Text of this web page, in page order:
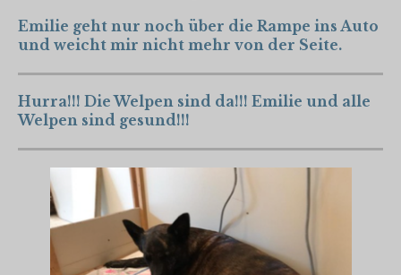
Emilie geht nur noch über die Rampe ins Auto
und weicht mir nicht mehr von der Seite.
Hurra!!! Die Welpen sind da!!! Emilie und alle
Welpen sind gesund!!!